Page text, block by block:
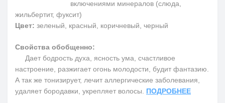
включениями минералов (слюда,
жильбертит, фуксит)
Цвет: зеленый, красный, коричневый, черный
Свойства обобщенно:
Дает бодрость духа, ясность ума, счастливое
настроение, разжигает огонь молодости, будит фантазию.
А так же тонизирует, лечит аллергические заболевания,
удаляет бородавки, укрепляет волосы. ПОДРОБНЕЕ